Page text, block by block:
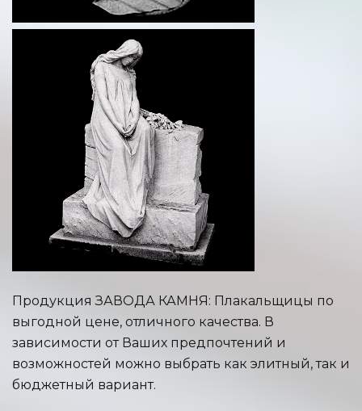
Продукция ЗАВОДА КАМНЯ: Плакальщицы по
выгодной цене, отличного качества. В
зависимости от Ваших предпочтений и
возможностей можно выбрать как элитный, так и
бюджетный вариант.